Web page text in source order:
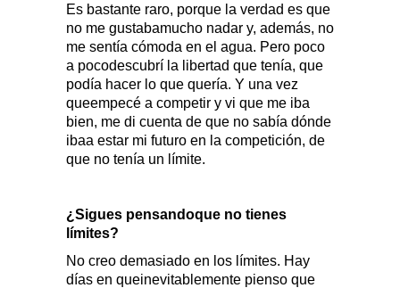
Es bastante raro, porque la verdad es que
no me gustabamucho nadar y, además, no
me sentía cómoda en el agua. Pero poco
a pocodescubrí la libertad que tenía, que
podía hacer lo que quería. Y una vez
queempecé a competir y vi que me iba
bien, me di cuenta de que no sabía dónde
ibaa estar mi futuro en la competición, de
que no tenía un límite.
¿Sigues pensandoque no tienes
límites?
No creo demasiado en los límites. Hay
días en queinevitablemente pienso que